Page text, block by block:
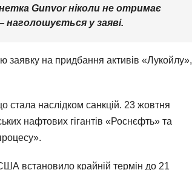
Gunvor ніколи не отримає
наголошується у заяві.
заявку на придбання активів «Лукойлу»,
стала наслідком санкцій. 23 жовтня
нафтових гігантів «Роснєфть» та
встановило крайній термін до 21